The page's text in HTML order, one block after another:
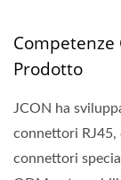
Competenze
Prodotto
JCON ha
connettori RJ45,
connettori